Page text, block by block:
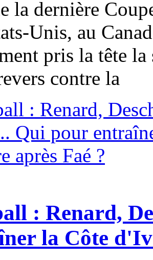
la dernière
Unis, au
pris la tête
contre la
: Renard,
la Côte